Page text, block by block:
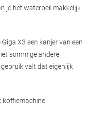
je het waterpeil makkelijk
X3 een kanjer van een
sommige andere
valt dat eigenlijk